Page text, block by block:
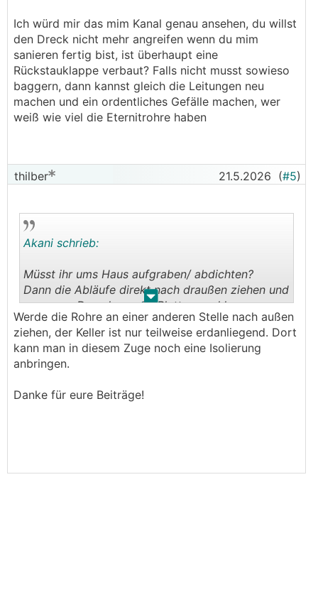
Anschlussbereich einige Male mit dem
Vorschlaghammer draufhauen müssen, bis das
Rohr an der Stelle gebrochen war. Die Rohre
halten also schon einiges aus.
Daher würde ich die Grundleitung lassen
(solange die Dimensionierung ausreicht), vor
Die anderen Leitungen im Haus würde ich aber
schon auf Polokal tauschen.
Ich würd mir das mim Kanal genau ansehen, du willst
den Dreck nicht mehr angreifen wenn du mim
sanieren fertig bist, ist überhaupt eine
Rückstauklappe verbaut? Falls nicht musst sowieso
baggern, dann kannst gleich die Leitungen neu
machen und ein ordentliches Gefälle machen, wer
weiß wie viel die Eternitrohre haben
thilber 21.5.2026 (#5)
. .
Akani schrieb:
Müsst ihr ums Haus aufgraben/ abdichten?
Dann die Abläufe direkt nach draußen ziehen und
erneuern. Dann kann die Platte geschlossen
bleiben
Werde die Rohre an einer anderen Stelle nach außen
ziehen, der Keller ist nur teilweise erdanliegend. Dort
kann man in diesem Zuge noch eine Isolierung
anbringen.
Danke für eure Beiträge!